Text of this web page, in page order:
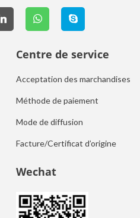
Centre de service
Acceptation des marchandises
Méthode de paiement
Mode de diffusion
Facture/Certificat d’origine
Wechat